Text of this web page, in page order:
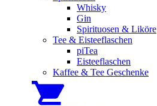
Whisky
Gin
Spirituosen & Liköre
Tee & Eisteeflaschen
piTea
Eisteeflaschen
Kaffee & Tee Geschenke